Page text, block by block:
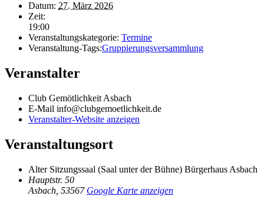
Datum: 27. März 2026
Zeit:
19:00
Veranstaltungskategorie: Termine
Veranstaltung-Tags:Gruppierungsversammlung
Veranstalter
Club Gemötlichkeit Asbach
E-Mail info@clubgemoetlichkeit.de
Veranstalter-Website anzeigen
Veranstaltungsort
Alter Sitzungssaal (Saal unter der Bühne) Bürgerhaus Asbach
Hauptstr. 50
Asbach 53567 Google Karte anzeigen